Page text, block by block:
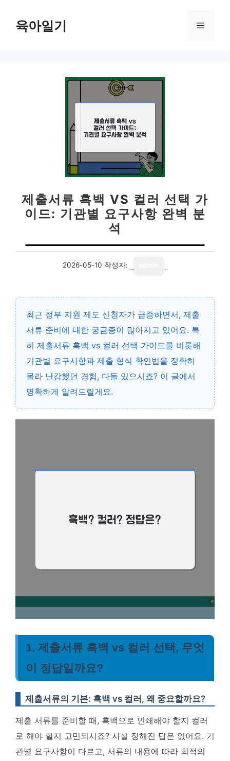
육아일기 메
제출서류 흑백 VS 컬러 선택 가
이드: 기관별 요구사항 완벽 분
석
2026-05-10 작성자:
최근 정부 지원 제도 신청자가 급증하면서, 제출
서류 준비에 대한 궁금증이 많아지고 있어요. 특
히 제출서류 흑백 vs 컬러 선택 가이드를 비롯해
기관별 요구사항과 제출 형식 확인법을 정확히
몰라 난감했던 경험, 다들 있으시죠? 이 글에서
명확하게 알려드릴게요.
1. 제출서류 흑백 vs 컬러 선택, 무엇
이 정답일까요?
제출서류의 기본: 흑백 vs 컬러, 왜 중요할까요?
제출 서류를 준비할 때, 흑백으로 인쇄해야 할지 컬러
로 해야 할지 고민되시죠? 사실 정해진 답은 없어요. 기
관별 요구사항이 다르고, 서류의 내용에 따라 최적의